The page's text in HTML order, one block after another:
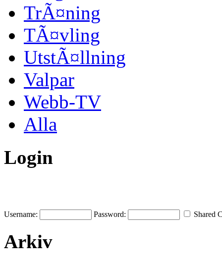
TrÃ¤ning
TÃ¤vling
UtstÃ¤llning
Valpar
Webb-TV
Alla
Login
Username: Password: Shared
Arkiv